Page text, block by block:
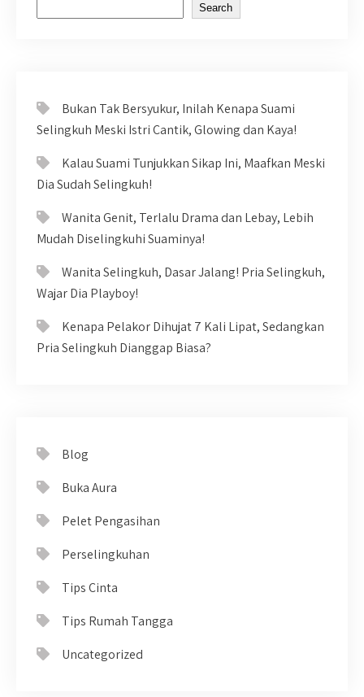
Search
Bukan Tak Bersyukur, Inilah Kenapa Suami
Selingkuh Meski Istri Cantik, Glowing dan Kaya!
Kalau Suami Tunjukkan Sikap Ini, Maafkan Meski
Dia Sudah Selingkuh!
Wanita Genit, Terlalu Drama dan Lebay, Lebih
Mudah Diselingkuhi Suaminya!
Wanita Selingkuh, Dasar Jalang! Pria Selingkuh,
Wajar Dia Playboy!
Kenapa Pelakor Dihujat 7 Kali Lipat, Sedangkan
Pria Selingkuh Dianggap Biasa?
Blog
Buka Aura
Pelet Pengasihan
Perselingkuhan
Tips Cinta
Tips Rumah Tangga
Uncategorized